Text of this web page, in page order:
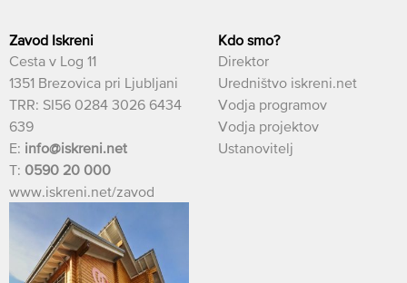
Zavod Iskreni
Cesta v Log 11
1351 Brezovica pri Ljubljani
TRR: SI56 0284 3026 6434
639
E: info@iskreni.net
T: 0590 20 000
www.iskreni.net/zavod
Kdo smo?
Direktor
Uredništvo iskreni.net
Vodja programov
Vodja projektov
Ustanovitelj